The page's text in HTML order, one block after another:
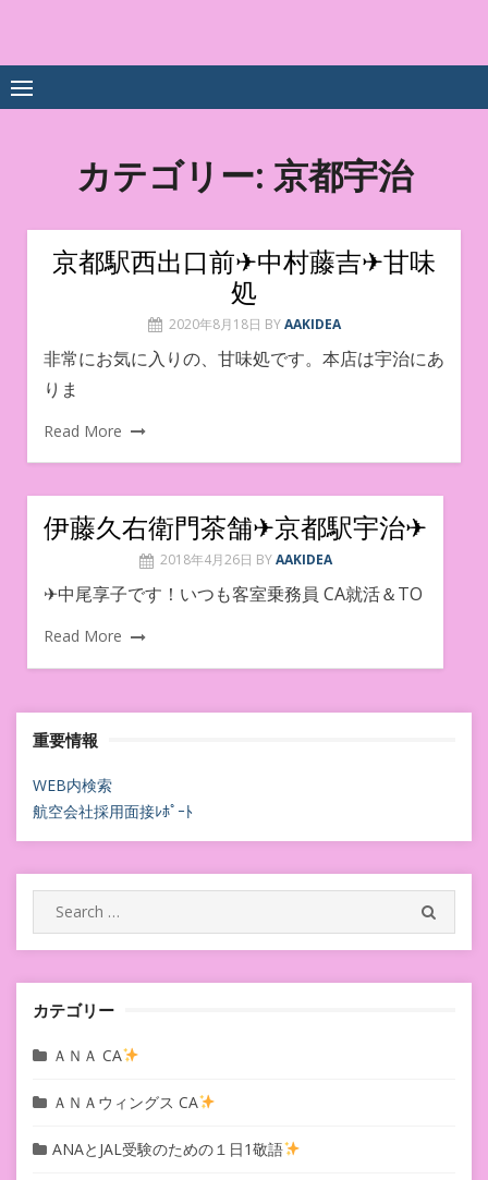
content
数UPｽｸｰﾙ
カテゴリー: 京都宇治
京都駅西出口前✈︎中村藤吉✈︎甘味
処
2020年8月18日 BY AAKIDEA
非常にお気に入りの、甘味処です。本店は宇治にあ
りま
Read More
伊藤久右衛門茶舗✈︎京都駅宇治✈︎
2018年4月26日 BY AAKIDEA
✈︎中尾享子です！いつも客室乗務員 CA就活＆TO
Read More
重要情報
WEB内検索
航空会社採用面接ﾚﾎﾟｰﾄ
カテゴリー
ＡＮＡ CA
ＡＮＡウィングス CA
ANAとJAL受験のための１日1敬語